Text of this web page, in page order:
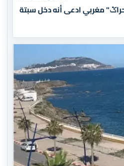
مغربي ادعى أنه دخل سبتة